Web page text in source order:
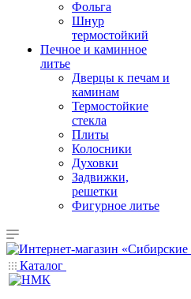
Фольга
Шнур
термостойкий
Печное и каминное
литье
Дверцы к печам и
каминам
Термостойкие
стекла
Плиты
Колосники
Духовки
Задвижки,
решетки
Фигурное литье
Каталог